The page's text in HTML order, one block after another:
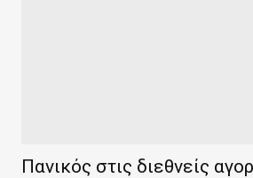
Πανικός στις διεθνείς